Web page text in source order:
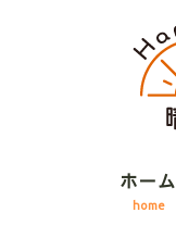
ホーム
home